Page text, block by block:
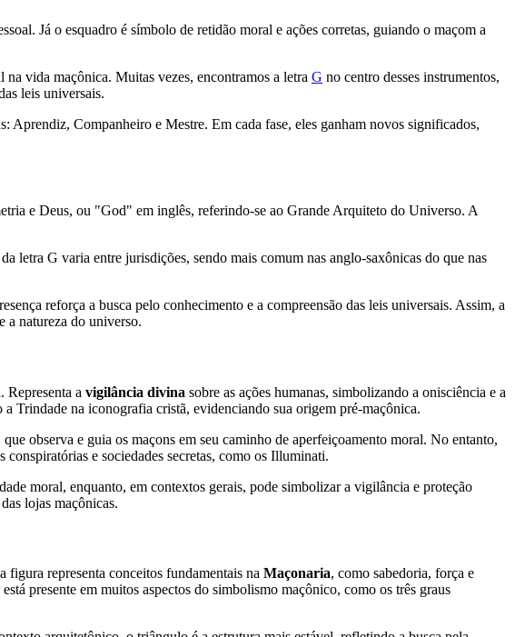
Já o esquadro é símbolo de retidão moral e ações corretas, guiando o maçom a
vida maçônica. Muitas vezes, encontramos a letra G no centro desses instrumentos,
leis universais.
Aprendiz, Companheiro e Mestre. Em cada fase, eles ganham novos significados,
e Deus, ou "God" em inglês, referindo-se ao Grande Arquiteto do Universo. A
letra G varia entre jurisdições, sendo mais comum nas anglo-saxônicas do que nas
reforça a busca pelo conhecimento e a compreensão das leis universais. Assim, a
a natureza do universo.
Representa a vigilância divina sobre as ações humanas, simbolizando a onisciência e a
Trindade na iconografia cristã, evidenciando sua origem pré-maçônica.
observa e guia os maçons em seu caminho de aperfeiçoamento moral. No entanto,
e sociedades secretas, como os Illuminati.
moral, enquanto, em contextos gerais, pode simbolizar a vigilância e proteção
lojas maçônicas.
representa conceitos fundamentais na Maçonaria, como sabedoria, força e
presente em muitos aspectos do simbolismo maçônico, como os três graus